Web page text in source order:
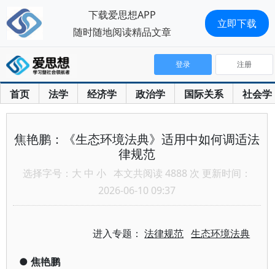
首页 法学 经济学 政治学 国际关系 社会学
登录 注册
焦艳鹏：《生态环境法典》适用中如何调适法
律规范
选择字号： 大 中 小 本文共阅读 4888 次 更新时间：
2026-06-10 09:37
进入专题：法律规范 生态环境法典
● 焦艳鹏
下载爱思想APP
随时随地阅读精品文章
立即下载